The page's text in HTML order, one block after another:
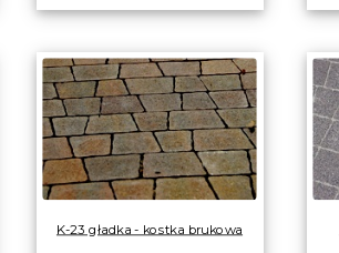
K-23 gładka - kostka brukowa